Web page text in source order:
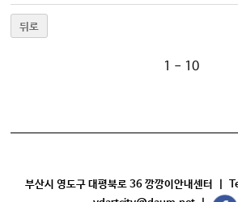
뒤로
1 - 10
부산시 영도구 대평북로 36 깡깡이안내센터